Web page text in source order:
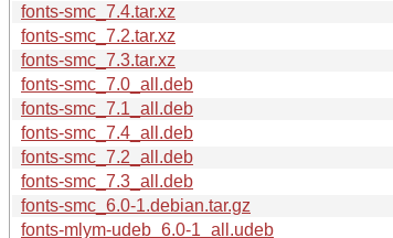
fonts-smc_7.4.tar.xz
fonts-smc_7.2.tar.xz
fonts-smc_7.3.tar.xz
fonts-smc_7.0_all.deb
fonts-smc_7.1_all.deb
fonts-smc_7.4_all.deb
fonts-smc_7.2_all.deb
fonts-smc_7.3_all.deb
fonts-smc_6.0-1.debian.tar.gz
fonts-mlym-udeb_6.0-1_all.udeb